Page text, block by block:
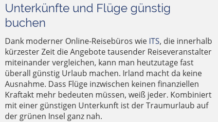
Unterkünfte und Flüge günstig
buchen
Dank moderner Online-Reisebüros wie ITS, die innerhalb
kürzester Zeit die Angebote tausender Reiseveranstalter
miteinander vergleichen, kann man heutzutage fast
überall günstig Urlaub machen. Irland macht da keine
Ausnahme. Dass Flüge inzwischen keinen finanziellen
Kraftakt mehr bedeuten müssen, weiß jeder. Kombiniert
mit einer günstigen Unterkunft ist der Traumurlaub auf
der grünen Insel ganz nah.